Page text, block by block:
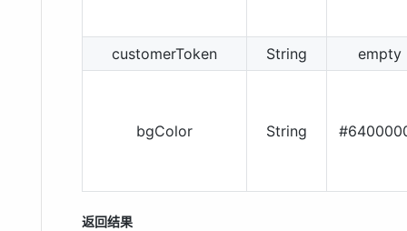
customerToken String empty
bgColor String
返回结果